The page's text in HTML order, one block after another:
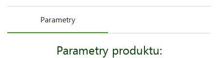
Parametry
Parametry produktu: